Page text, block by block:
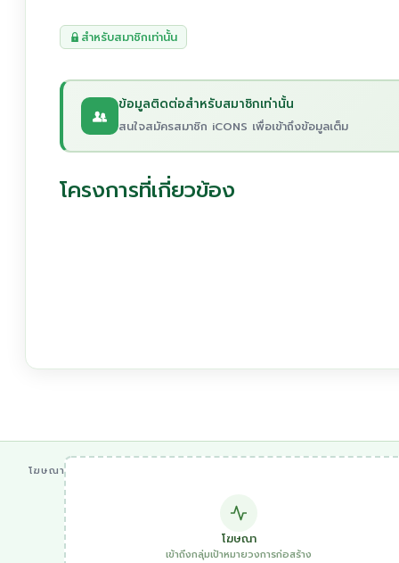
สำหรับสมาชิกเท่านั้น
ข้อมูลติดต่อสำหรับสมาชิกเท่านั้น
สนใจสมัครสมาชิก iCONS เพื่อเข้าถึงข้อมูลเต็ม
โครงการที่เกี่ยวข้อง
โฆษณา
โฆษณา
เข้าถึงกลุ่มเป้าหมายวงการก่อสร้าง